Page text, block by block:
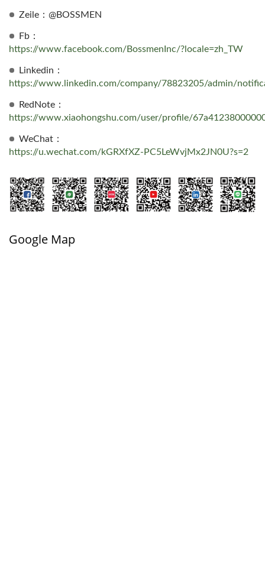
Zeile：@BOSSMEN
Fb：
https://www.facebook.com/BossmenInc/?locale=zh_TW
Linkedin：
https://www.linkedin.com/company/78823205/admin/
RedNote：
https://www.xiaohongshu.com/user/profile/
WeChat：
https://u.wechat.com/kGRXfXZ-PC5LeWvjMx2JN0U?s=2
Google Map